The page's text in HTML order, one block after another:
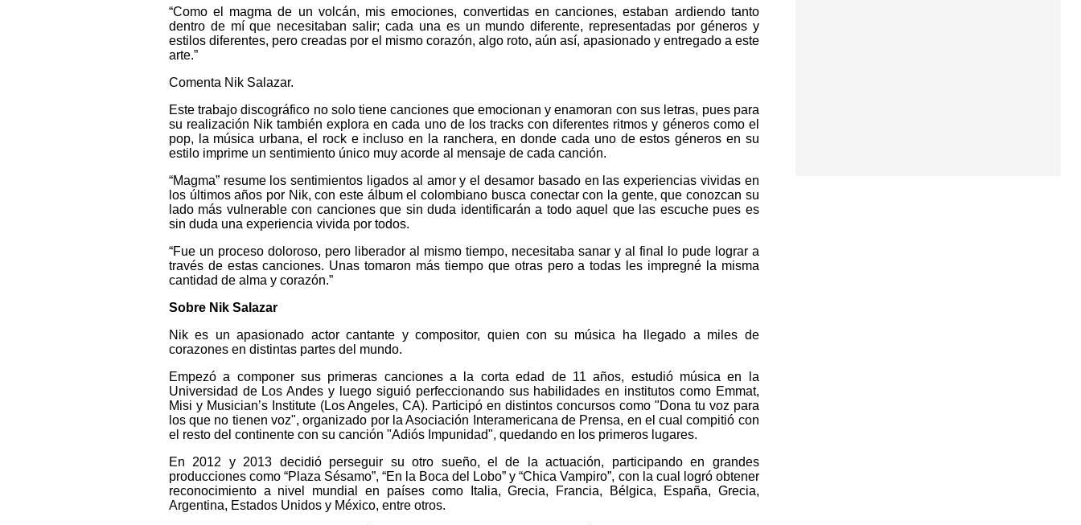
“Como el magma de un volcán, mis emociones, convertidas en canciones, estaban ardiendo tanto
dentro de mí que necesitaban salir; cada una es un mundo diferente, representadas por géneros y
estilos diferentes, pero creadas por el mismo corazón, algo roto, aún así, apasionado y entregado a este
arte.”
Comenta Nik Salazar.
Este trabajo discográfico no solo tiene canciones que emocionan y enamoran con sus letras, pues para
su realización Nik también explora en cada uno de los tracks con diferentes ritmos y géneros como el
pop, la música urbana, el rock e incluso en la ranchera, en donde cada uno de estos géneros en su
estilo imprime un sentimiento único muy acorde al mensaje de cada canción.
“Magma” resume los sentimientos ligados al amor y el desamor basado en las experiencias vividas en
los últimos años por Nik, con este álbum el colombiano busca conectar con la gente, que conozcan su
lado más vulnerable con canciones que sin duda identificarán a todo aquel que las escuche pues es
sin duda una experiencia vivida por todos.
“Fue un proceso doloroso, pero liberador al mismo tiempo, necesitaba sanar y al final lo pude lograr a
través de estas canciones. Unas tomaron más tiempo que otras pero a todas les impregné la misma
cantidad de alma y corazón.”
Sobre Nik Salazar
Nik es un apasionado actor cantante y compositor, quien con su música ha llegado a miles de
corazones en distintas partes del mundo.
Empezó a componer sus primeras canciones a la corta edad de 11 años, estudió música en la
Universidad de Los Andes y luego siguió perfeccionando sus habilidades en institutos como Emmat,
Misi y Musician’s Institute (Los Angeles, CA). Participó en distintos concursos como "Dona tu voz para
los que no tienen voz", organizado por la Asociación Interamericana de Prensa, en el cual compitió con
el resto del continente con su canción "Adiós Impunidad", quedando en los primeros lugares.
En 2012 y 2013 decidió perseguir su otro sueño, el de la actuación, participando en grandes
producciones como “Plaza Sésamo”, “En la Boca del Lobo” y “Chica Vampiro”, con la cual logró obtener
reconocimiento a nivel mundial en países como Italia, Grecia, Francia, Bélgica, España, Grecia,
Argentina, Estados Unidos y México, entre otros.